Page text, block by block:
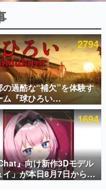
グ
ビュー数万以上！ などな
ァミ渾身の“殿堂入り”記
2794
の過酷な“補欠”を体験す
ム『球ひろい
』が「1件」のウィッ
ストをもとにチェコ語に
SNSで話題に。『キング
カム』開発元やチェコの
球選手から称賛の声
1694
』向け新作3Dモデル
イ」が本日8月7日から
にて発売。瞳に光る星